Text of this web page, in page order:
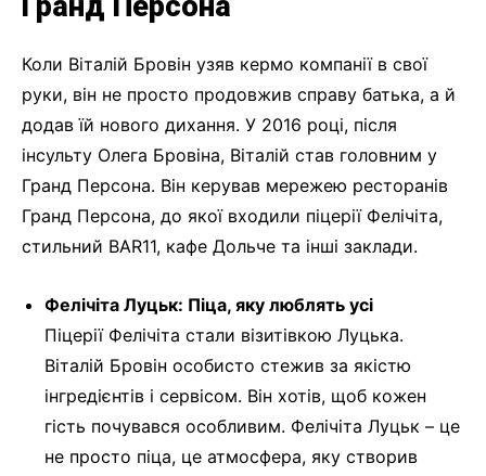
Коли Віталій Бровін узяв кермо компанії в свої
руки, він не просто продовжив справу батька, а й
додав їй нового дихання. У 2016 році, після
інсульту Олега Бровіна, Віталій став головним у
Гранд Персона. Він керував мережею ресторанів
Гранд Персона, до якої входили піцерії Фелічіта,
стильний BAR11, кафе Дольче та інші заклади.
Фелічіта Луцьк: Піца, яку люблять усі
Піцерії Фелічіта стали візитівкою Луцька.
Віталій Бровін особисто стежив за якістю
інгредієнтів і сервісом. Він хотів, щоб кожен
гість почувався особливим. Фелічіта Луцьк – це
не просто піца, це атмосфера, яку створив